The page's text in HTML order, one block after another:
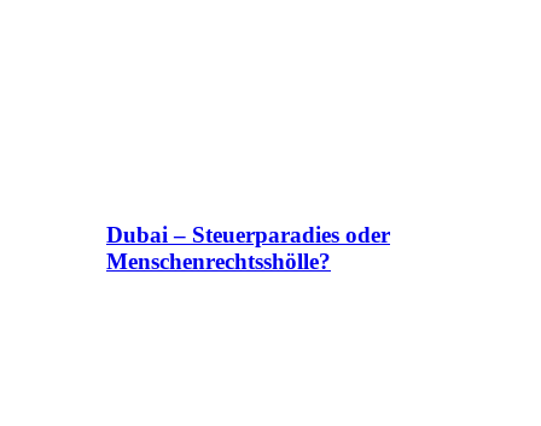
Dubai – Steuerparadies oder
Menschenrechtsshölle?